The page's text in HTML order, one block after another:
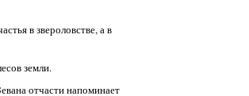
в звероловстве, а в
земли.
отчасти напоминает